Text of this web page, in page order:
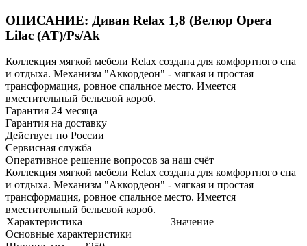
ОПИСАНИЕ: Диван Relax 1,8 (Велюр Opera
Lilac (AT)/Ps/Ak
Коллекция мягкой мебели Relax создана для комфортного сна
и отдыха. Механизм "Аккордеон" - мягкая и простая
трансформация, ровное спальное место. Имеется
вместительный бельевой короб.
Гарантия 24 месяца
Гарантия на доставку
Действует по России
Сервисная служба
Оперативное решение вопросов за наш счёт
Коллекция мягкой мебели Relax создана для комфортного сна
и отдыха. Механизм "Аккордеон" - мягкая и простая
трансформация, ровное спальное место. Имеется
вместительный бельевой короб.
Характеристика
Значение
Основные характеристики